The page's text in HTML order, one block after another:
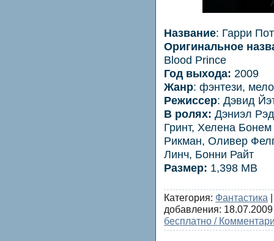
Название: Гарри
Оригинальное
Blood Prince
Год выхода: 2009
Жанр: фэнтези,
Режиссер: Дэвид
В ролях: Дэниэл
Гринт, Хелена
Рикман, Оливер
Линч, Бонни Райт
Размер: 1,398 MB
Категория: Фантастика
добавления: 18.07.2009
бесплатно /